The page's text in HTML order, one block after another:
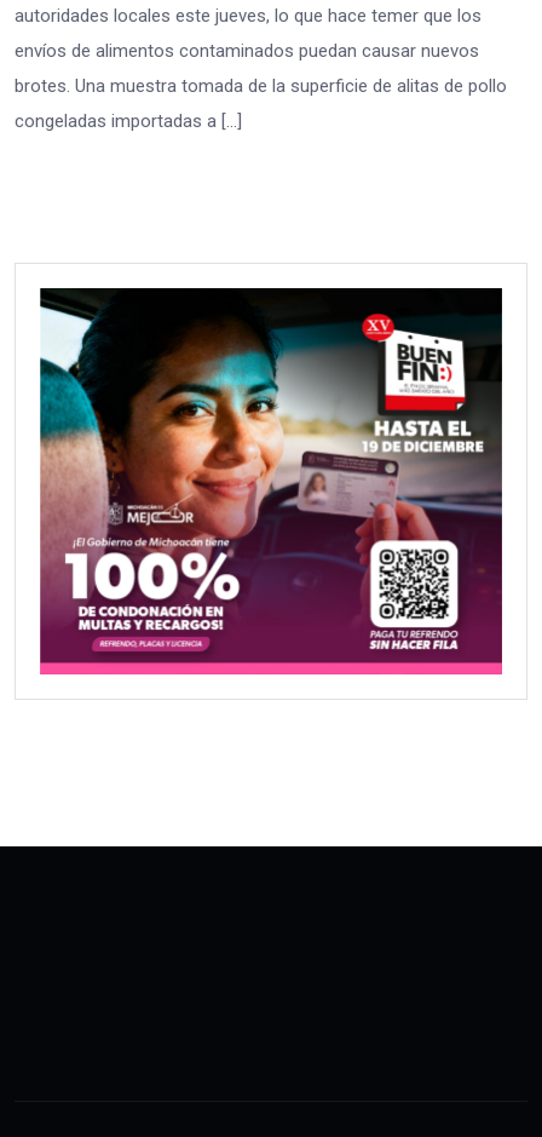
autoridades locales este jueves, lo que hace temer que los
envíos de alimentos contaminados puedan causar nuevos
brotes. Una muestra tomada de la superficie de alitas de pollo
congeladas importadas a […]